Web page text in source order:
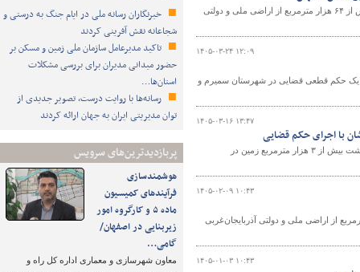
خبرنگاران رسانه ملی در ایام جنگ به درستی و
شجاعانه نقش آفرینی کردند
تاکید مدیرعامل سازمان ملی زمین و مسکن بر
حضور میدانی مدیران برای بررسی مشکلات
استان‌ها…
رسانه‌ها با روایت درست، تصویر جدیدی از
توان مدیریتی ایران به جهان ارائه کردند
پربازدیدترین‌های سرویس
هوشمندسازی
فرآیندهای کمیسیون
ماده ۵ و کارگروه امور
زیربنایی در اصفهان/
گامی…
معاون شهرسازی و معماری اداره کل راه و
فرمانده یگان حفاظت از اراضی اداره کل راه و شهرسازی استان اصفهان از آزادسازی بیش از ۶۴ هزار مترمربع از اراضی ملی و دولتی
۱۴۰۵-۰۳-۲۴ ۱۲:۰۹
یک حکم قطعی قضایی در شهرستان سمیرم و
۱۴۰۵-۰۳-۱۶ ۱۳:۴۷
فرمانده یگان حفاظت از اراضی استان اصفهان از اجرای موفق حکم قطعی قضایی و بازگشت بیش از ۳ هزار مترمربع زمین در
۱۴۰۵-۰۲-۰۹ ۱۰:۴۳
راه و شهرسازی آذربایجان‌غربی گفت: حدود ۵۷ هزار مترمربع از اراضی ملی و دولتی آذربایجان‌غربی
۱۴۰۵-۰۱-۰۳ ۱۰:۴۳